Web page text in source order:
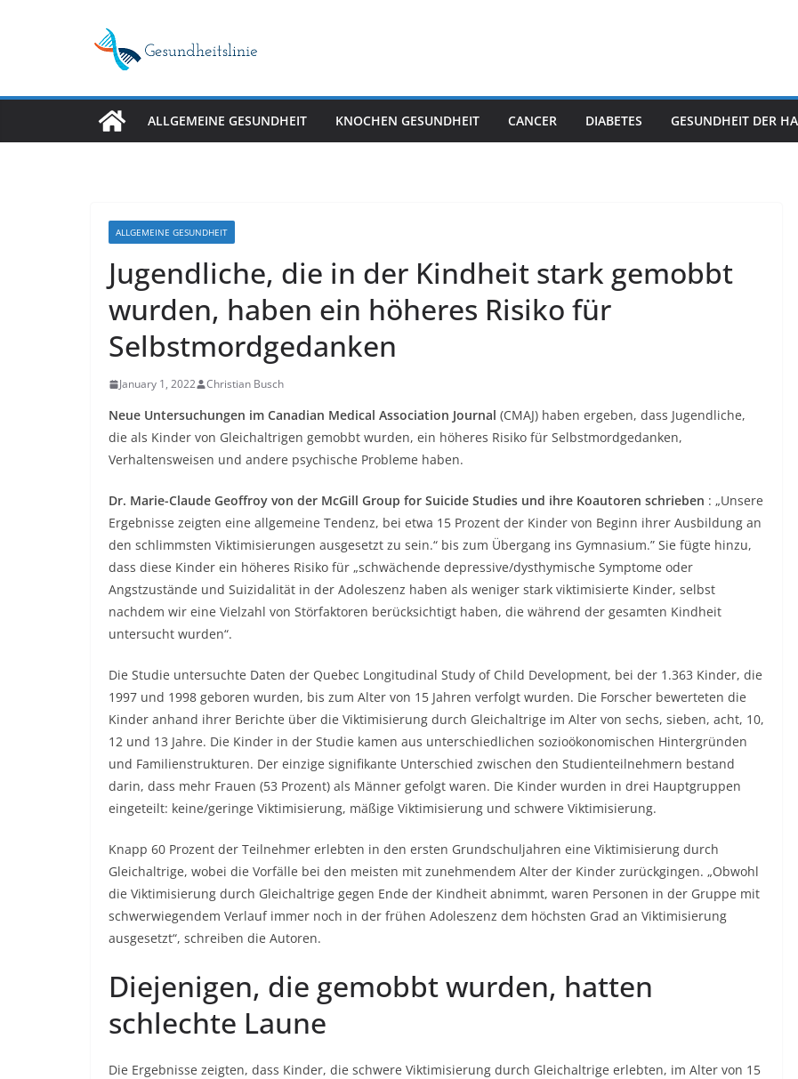
ALLGEMEINE GESUNDHEIT KNOCHEN GESUNDHEIT CANCER DIABETES GESUNDHEIT DER
ALLGEMEINE GESUNDHEIT
Jugendliche, die in der Kindheit stark gemobbt
wurden, haben ein höheres Risiko für
Selbstmordgedanken
January 1, 2022 Christian Busch
Neue Untersuchungen im Canadian Medical Association Journal (CMAJ) haben ergeben, dass Jugendliche,
die als Kinder von Gleichaltrigen gemobbt wurden, ein höheres Risiko für Selbstmordgedanken,
Verhaltensweisen und andere psychische Probleme haben.
Dr. Marie-Claude Geoffroy von der McGill Group for Suicide Studies und ihre Koautoren schrieben : „Unsere
Ergebnisse zeigten eine allgemeine Tendenz, bei etwa 15 Prozent der Kinder von Beginn ihrer Ausbildung an
den schlimmsten Viktimisierungen ausgesetzt zu sein.“ bis zum Übergang ins Gymnasium.” Sie fügte hinzu,
dass diese Kinder ein höheres Risiko für „schwächende depressive/dysthymische Symptome oder
Angstzustände und Suizidalität in der Adoleszenz haben als weniger stark viktimisierte Kinder, selbst
nachdem wir eine Vielzahl von Störfaktoren berücksichtigt haben, die während der gesamten Kindheit
untersucht wurden“.
Die Studie untersuchte Daten der Quebec Longitudinal Study of Child Development, bei der 1.363 Kinder, die
1997 und 1998 geboren wurden, bis zum Alter von 15 Jahren verfolgt wurden. Die Forscher bewerteten die
Kinder anhand ihrer Berichte über die Viktimisierung durch Gleichaltrige im Alter von sechs, sieben, acht, 10,
12 und 13 Jahre. Die Kinder in der Studie kamen aus unterschiedlichen sozioökonomischen Hintergründen
und Familienstrukturen. Der einzige signifikante Unterschied zwischen den Studienteilnehmern bestand
darin, dass mehr Frauen (53 Prozent) als Männer gefolgt waren. Die Kinder wurden in drei Hauptgruppen
eingeteilt: keine/geringe Viktimisierung, mäßige Viktimisierung und schwere Viktimisierung.
Knapp 60 Prozent der Teilnehmer erlebten in den ersten Grundschuljahren eine Viktimisierung durch
Gleichaltrige, wobei die Vorfälle bei den meisten mit zunehmendem Alter der Kinder zurückgingen. „Obwohl
die Viktimisierung durch Gleichaltrige gegen Ende der Kindheit abnimmt, waren Personen in der Gruppe mit
schwerwiegendem Verlauf immer noch in der frühen Adoleszenz dem höchsten Grad an Viktimisierung
ausgesetzt“, schreiben die Autoren.
Diejenigen, die gemobbt wurden, hatten
schlechte Laune
Die Ergebnisse zeigten, dass Kinder, die schwere Viktimisierung durch Gleichaltrige erlebten, im Alter von 15